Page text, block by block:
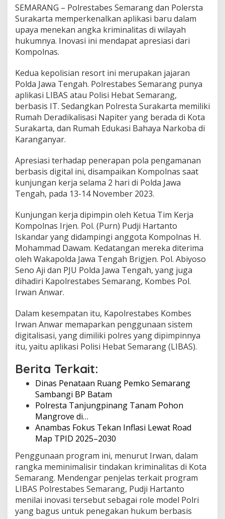
P
o
l
r
e
a
S
u
r
a
k
a
T
e
k
a
r
i
m
i
a
l
i
SEMARANG – Polrestabes Semarang dan Polersta
Surakarta memperkenalkan aplikasi baru dalam
upaya menekan angka kriminalitas di wilayah
hukumnya. Inovasi ini mendapat apresiasi dari
Kompolnas.
Kedua kepolisian resort ini merupakan jajaran
Polda Jawa Tengah. Polrestabes Semarang punya
aplikasi LIBAS atau Polisi Hebat Semarang,
berbasis IT. Sedangkan Polresta Surakarta memiliki
Rumah Deradikalisasi Napiter yang berada di Kota
Surakarta, dan Rumah Edukasi Bahaya Narkoba di
Karanganyar.
Apresiasi terhadap penerapan pola pengamanan
berbasis digital ini, disampaikan Kompolnas saat
kunjungan kerja selama 2 hari di Polda Jawa
Tengah, pada 13-14 November 2023.
Kunjungan kerja dipimpin oleh Ketua Tim Kerja
Kompolnas Irjen. Pol. (Purn) Pudji Hartanto
Iskandar yang didampingi anggota Kompolnas H.
Mohammad Dawam. Kedatangan mereka diterima
oleh Wakapolda Jawa Tengah Brigjen. Pol. Abiyoso
Seno Aji dan PJU Polda Jawa Tengah, yang juga
dihadiri Kapolrestabes Semarang, Kombes Pol.
Irwan Anwar.
Dalam kesempatan itu, Kapolrestabes Kombes
Irwan Anwar memaparkan penggunaan sistem
digitalisasi, yang dimiliki polres yang dipimpinnya
itu, yaitu aplikasi Polisi Hebat Semarang (LIBAS).
Berita Terkait:
Dinas Penataan Ruang Pemko Semarang
Sambangi BP Batam
Polresta Tanjungpinang Tanam Pohon
Mangrove di…
Anambas Fokus Tekan Inflasi Lewat Road
Map TPID 2025–2030
Penggunaan program ini, menurut Irwan, dalam
rangka meminimalisir tindakan kriminalitas di Kota
Semarang. Mendengar penjelas terkait program
LIBAS Polrestabes Semarang, Pudji Hartanto
menilai inovasi tersebut sebagai role model Polri
yang bagus untuk penegakan hukum berbasis